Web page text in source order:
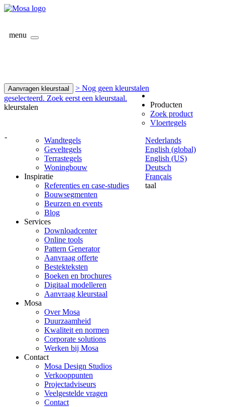
menu
Aanvragen kleurstaal
> Nog geen kleurstalen
geselecteerd. Zoek eerst een kleurstaal.
kleurstalen
-
Nederlands
English (global)
English (US)
Deutsch
Français
taal
Producten
Zoek product
Vloertegels
Wandtegels
Geveltegels
Terrastegels
Woningbouw
Inspiratie
Referenties en case-studies
Bouwsegmenten
Beurzen en events
Blog
Services
Downloadcenter
Online tools
Pattern Generator
Aanvraag offerte
Bestekteksten
Boeken en brochures
Digitaal modelleren
Aanvraag kleurstaal
Mosa
Over Mosa
Duurzaamheid
Kwaliteit en normen
Corporate solutions
Werken bij Mosa
Contact
Mosa Design Studios
Verkooppunten
Projectadviseurs
Veelgestelde vragen
Contact